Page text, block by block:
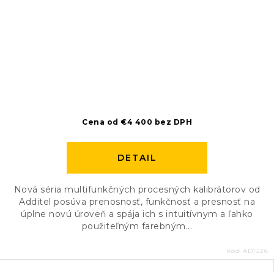
Cena od €4 400 bez DPH
DETAIL
Nová séria multifunkčných procesných kalibrátorov od
Additel posúva prenosnosť, funkčnosť a presnosť na
úplne novú úroveň a spája ich s intuitívnym a ľahko
použiteľným farebným...
Kód: ADT226